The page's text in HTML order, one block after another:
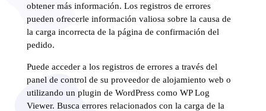
obtener más información. Los registros de errores
pueden ofrecerle información valiosa sobre la causa de
la carga incorrecta de la página de confirmación del
pedido.
Puede acceder a los registros de errores a través del
panel de control de su proveedor de alojamiento web o
utilizando un plugin de WordPress como WP Log
Viewer. Busca errores relacionados con la carga de la